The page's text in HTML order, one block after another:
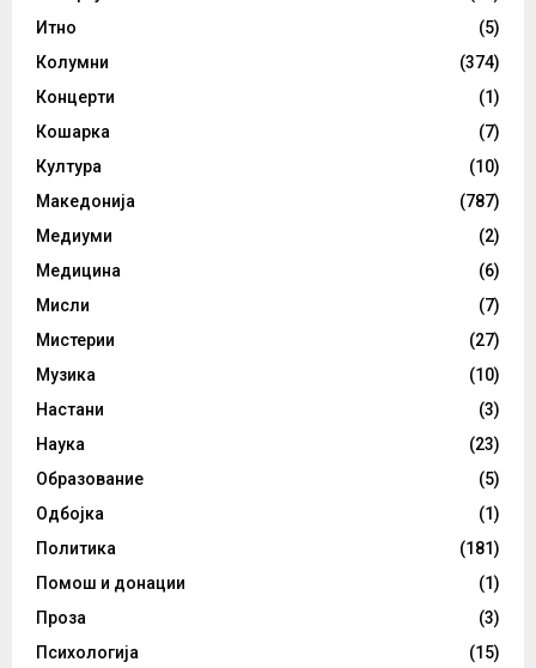
Итно
(5)
Колумни
(374)
Концерти
(1)
Кошарка
(7)
Култура
(10)
Македонија
(787)
Медиуми
(2)
Медицина
(6)
Мисли
(7)
Мистерии
(27)
Музика
(10)
Настани
(3)
Наука
(23)
Образование
(5)
Одбојка
(1)
Политика
(181)
Помош и донации
(1)
Проза
(3)
Психологија
(15)